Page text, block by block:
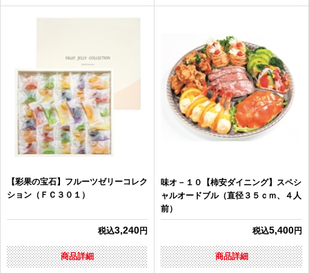
【彩果の宝石】フルーツゼリーコレク
ション（ＦＣ３０１）
税込3,240円
商品詳細
味オ－１０【柿安ダイニング】スペシ
ャルオードブル（直径３５ｃｍ、４人
前）
税込5,400円
商品詳細